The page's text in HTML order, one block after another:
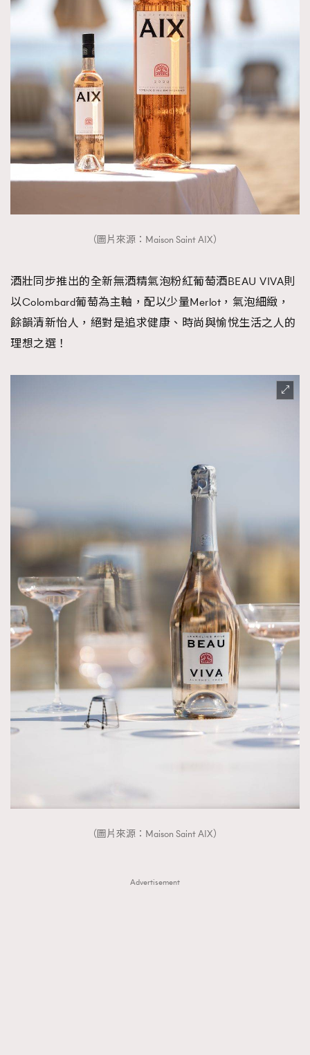
（圖片來源：Maison Saint AIX）
酒壯同步推出的全新無酒精氣泡粉紅葡萄酒BEAU VIVA則
以Colombard葡萄為主軸，配以少量Merlot，氣泡細緻，
餘韻清新怡人，絕對是追求健康、時尚與愉悅生活之人的
理想之選！
（圖片來源：Maison Saint AIX）
Advertisement